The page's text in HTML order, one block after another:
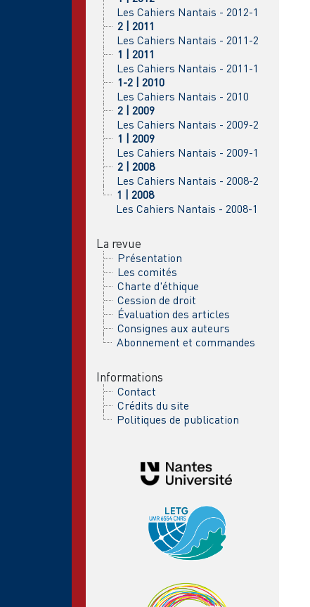
Les Cahiers Nantais - 2012-1
2 | 2011
Les Cahiers Nantais - 2011-2
1 | 2011
Les Cahiers Nantais - 2011-1
1-2 | 2010
Les Cahiers Nantais - 2010
2 | 2009
Les Cahiers Nantais - 2009-2
1 | 2009
Les Cahiers Nantais - 2009-1
2 | 2008
Les Cahiers Nantais - 2008-2
1 | 2008
Les Cahiers Nantais - 2008-1
La revue
Présentation
Les comités
Charte d'éthique
Cession de droit
Évaluation des articles
Consignes aux auteurs
Abonnement et commandes
Informations
Contact
Crédits du site
Politiques de publication